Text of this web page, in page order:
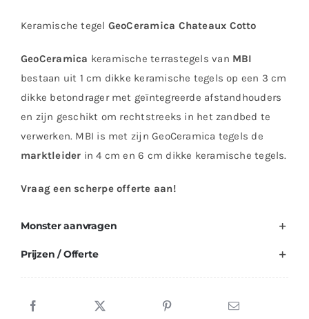
Keramische tegel GeoCeramica Chateaux Cotto
GeoCeramica keramische terrastegels van MBI
bestaan uit 1 cm dikke keramische tegels op een 3 cm
dikke betondrager met geïntegreerde afstandhouders
en zijn geschikt om rechtstreeks in het zandbed te
verwerken. MBI is met zijn GeoCeramica tegels de
marktleider in 4 cm en 6 cm dikke keramische tegels.
Vraag een scherpe offerte aan!
Monster aanvragen
Prijzen / Offerte